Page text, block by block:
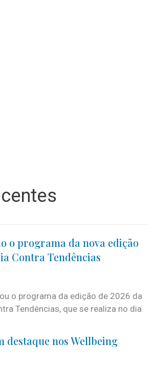
o programa da nova edição
Contra Tendências
o programa da edição de 2026 da
Tendências, que se realiza no dia
destaque nos Wellbeing